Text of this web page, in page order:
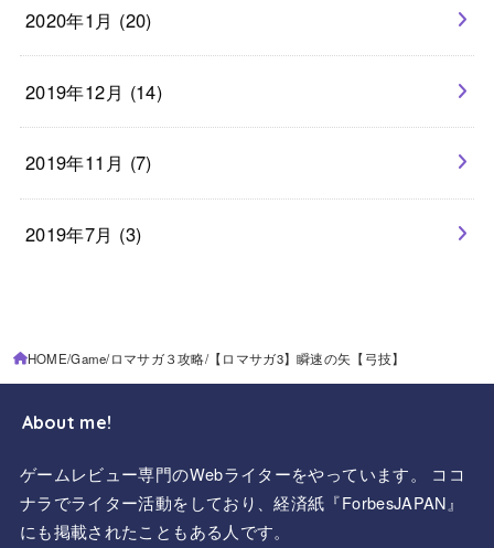
2020年1月 (20)
2019年12月 (14)
2019年11月 (7)
2019年7月 (3)
HOME Game ロマサガ３攻略 【ロマサガ3】瞬速の矢【弓技】
About me!
ゲームレビュー専門のWebライターをやっています。 ココ
ナラでライター活動をしており、経済紙『ForbesJAPAN』
にも掲載されたこともある人です。